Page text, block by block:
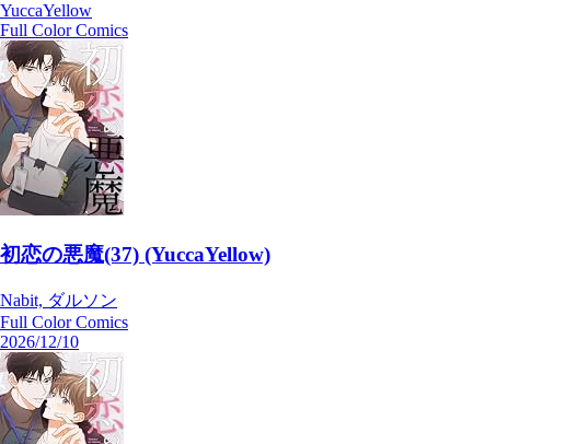
YuccaYellow
Full Color Comics
初恋の悪魔(37) (YuccaYellow)
Nabit, ダルソン
Full Color Comics
2026/12/10